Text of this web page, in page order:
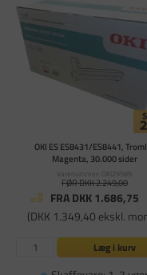
OKI ES ES8431/ES8441,
Magenta, 30.000 sider
Varenummer: OKI29589
FØR DKK 2.249,00
FRA DKK 1.686,75
(DKK 1.349,40 ekskl.
Læg i kurv